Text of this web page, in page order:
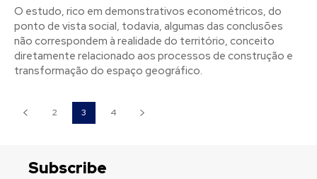
O estudo, rico em demonstrativos econométricos, do
ponto de vista social, todavia, algumas das conclusões
não correspondem à realidade do território, conceito
diretamente relacionado aos processos de construção e
transformação do espaço geográfico.
2 3 4
Subscribe